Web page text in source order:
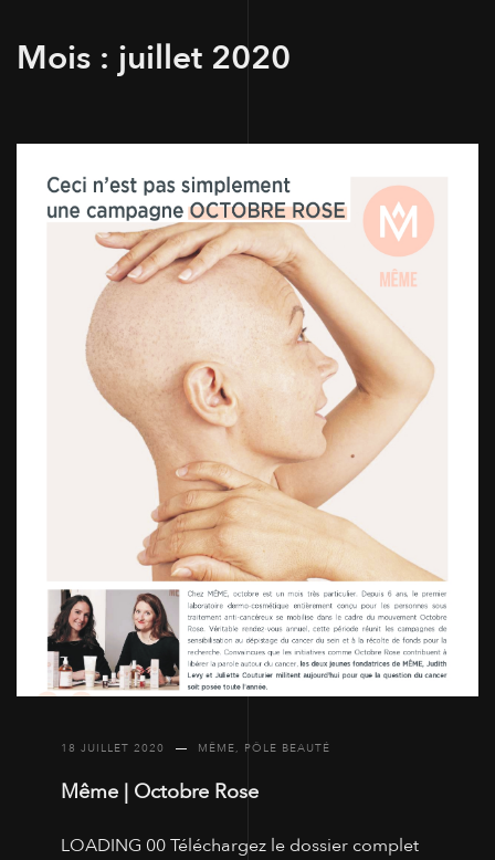
Mois : juillet 2020
18 JUILLET 2020 MÊME, PÔLE BEAUTÉ
Même | Octobre Rose
LOADING 00 Téléchargez le dossier complet